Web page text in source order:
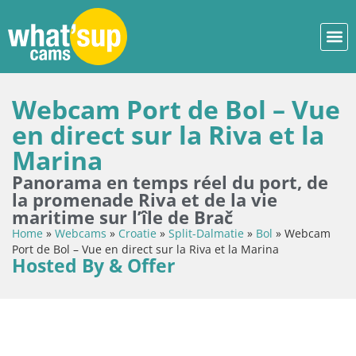
Webcam Port de Bol – Vue
en direct sur la Riva et la
Marina
Panorama en temps réel du port, de
la promenade Riva et de la vie
maritime sur l’île de Brač
Home » Webcams » Croatie » Split-Dalmatie » Bol » Webcam
Port de Bol – Vue en direct sur la Riva et la Marina
Hosted By & Offer